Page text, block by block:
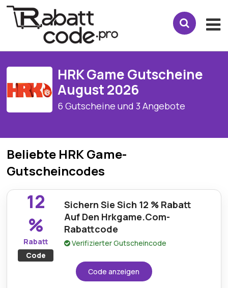
HRK Game Gutscheine
August 2026
6 Gutscheine und 3 Angebote
Beliebte HRK Game-
Gutscheincodes
12
%
Rabatt
Code
Sichern Sie Sich 12 % Rabatt
Auf Den Hrkgame.Com-
Rabattcode
Verifizierter Gutscheincode
Code anzeigen